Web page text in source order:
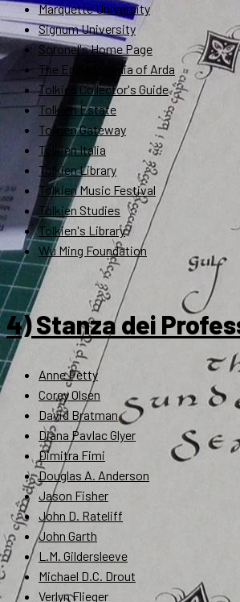
Marquette University
Signum University
Soronel's Home Page
The Encyclopedia of Arda
Tolkien Collector's Guide
Tolkien Estate
Tolkien Gateway
Tolkien Italia
Tolkien Library
Tolkien Music Festival
Tolkien Studies
Tolkien's Library
Wu Ming Foundation
4) Stanza dei
Anne Petty
Corey Olsen
David Bratman
Diana Pavlac Glyer
Dimitra Fimi
Douglas A. Anderson
Jason Fisher
John D. Rateliff
John Garth
L.M. Gildersleeve
Michael D.C. Drout
Verlyn Flieger